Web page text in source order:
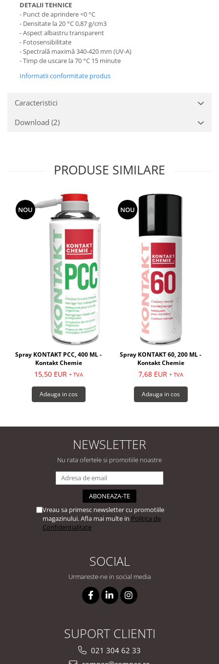
DETALII TEHNICE
- Punct de aprindere <0 °C
- Densitate la 20 °C 0,87 g/cm3
- Aspect albastru transparent
- Fotosensibilitate
- Spectrală maximă 340-420 mm (UV-A)
- Timp de uscare la 70 °C 15 minute
Informatii conformitate produs
Caracteristici
Download (2)
PRODUSE SIMILARE
NOU
Spray KONTAKT PCC, 400 ML -
Kontakt Chemie
15,50 EUR + TVA
Adauga in cos
NOU
Spray KONTAKT 60, 200 ML -
Kontakt Chemie
7,68 EUR + TVA
Adauga in cos
NEWSLETTER
Nu rata ofertele si promotiile noastre
Vreau sa primesc newsletter cu promotiile
magazinului. Afla mai multe in Politica de
Confidentialitate
SOCIAL
Urmareste-ne in social media
SUPORT CLIENTI
021 304 62 33